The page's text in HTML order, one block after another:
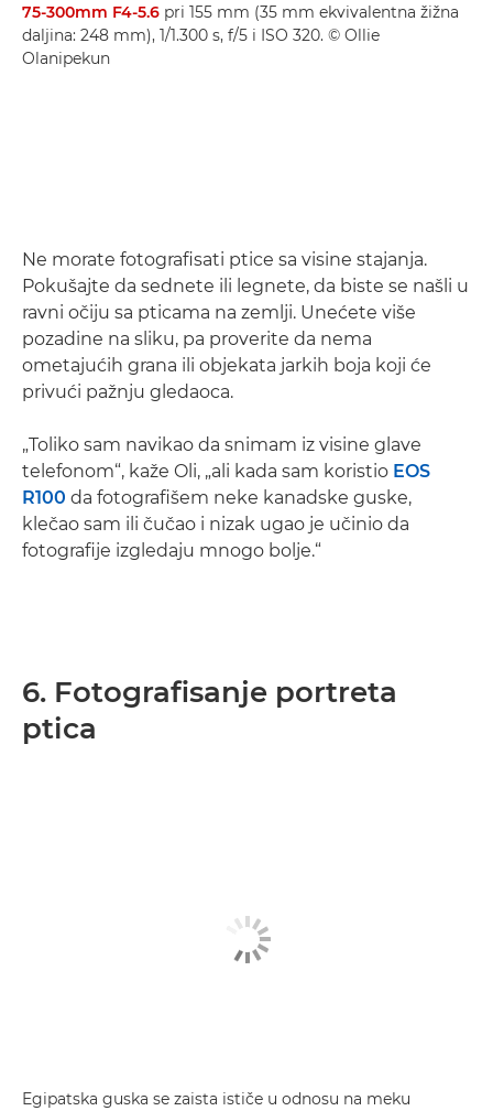
75-300mm F4-5.6 pri 155 mm (35 mm ekvivalentna žižna
daljina: 248 mm), 1/1.300 s, f/5 i ISO 320. © Ollie
Olanipekun
Ne morate fotografisati ptice sa visine stajanja.
Pokušajte da sednete ili legnete, da biste se našli u
ravni očiju sa pticama na zemlji. Unećete više
pozadine na sliku, pa proverite da nema
ometajućih grana ili objekata jarkih boja koji će
privući pažnju gledaoca.
„Toliko sam navikao da snimam iz visine glave
telefonom“, kaže Oli, „ali kada sam koristio EOS
R100 da fotografišem neke kanadske guske,
klečao sam ili čučao i nizak ugao je učinio da
fotografije izgledaju mnogo bolje.“
6. Fotografisanje portreta
ptica
Egipatska guska se zaista ističe u odnosu na meku